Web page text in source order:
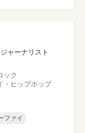
ャーナリスト
ック
・ヒップホップ
ファイ